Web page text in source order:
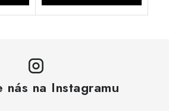
nás na Instagramu